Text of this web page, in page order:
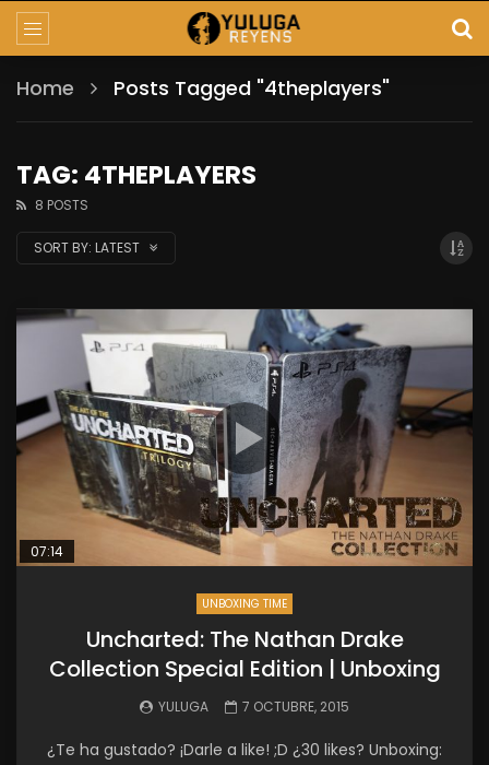
Home Posts Tagged "4theplayers"
TAG: 4THEPLAYERS
8 POSTS
SORT BY: LATEST
07:14
UNBOXING TIME
Uncharted: The Nathan Drake
Collection Special Edition | Unboxing
YULUGA 7 OCTUBRE, 2015
¿Te ha gustado? ¡Darle a like! ;D ¿30 likes? Unboxing: